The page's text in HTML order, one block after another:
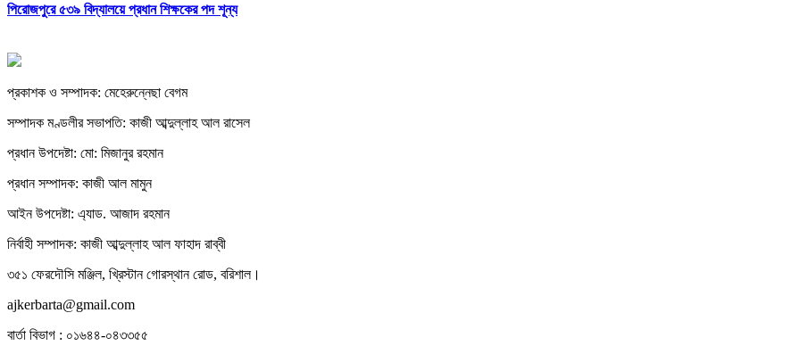
পিরোজপুরে ৫৩৯ বিদ্যালয়ে প্রধান শিক্ষকের পদ শূন্য
প্রকাশক ও সম্পাদক: মেহেরুন্নেছা বেগম
সম্পাদক মণ্ডলীর সভাপতি: কাজী আব্দুল্লাহ আল রাসেল
প্রধান উপদেষ্টা: মো: মিজানুর রহমান
প্রধান সম্পাদক: কাজী আল মামুন
আইন উপদেষ্টা: এ্যাড. আজাদ রহমান
নির্বাহী সম্পাদক: কাজী আব্দুল্লাহ আল ফাহাদ রাব্বী
৩৫১ ফেরদৌসি মঞ্জিল, খ্রিস্টান গোরস্থান রোড, বরিশাল।
ajkerbarta@gmail.com
বার্তা বিভাগ : ০১৬৪৪-০৪৩৩৫৫